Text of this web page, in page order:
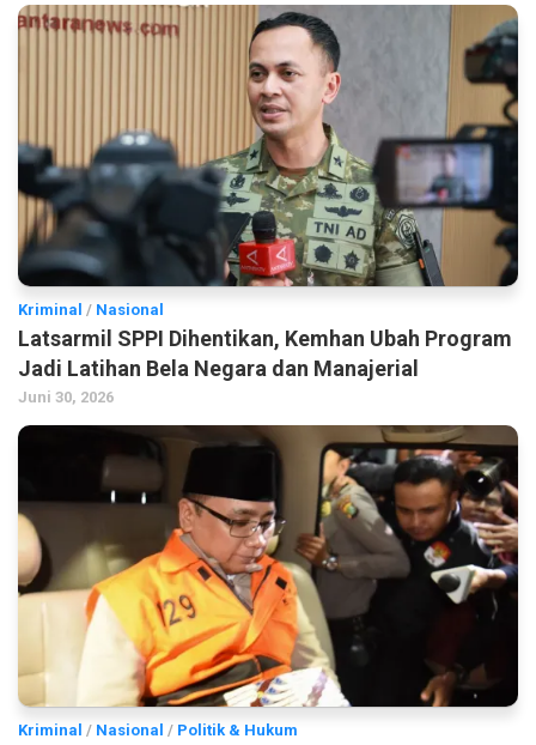
Kriminal / Nasional
Latsarmil SPPI Dihentikan, Kemhan Ubah Program
Jadi Latihan Bela Negara dan Manajerial
Juni 30, 2026
Kriminal / Nasional / Politik & Hukum